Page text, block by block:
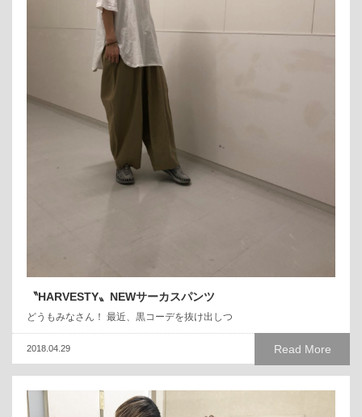
〝HARVESTY〟NEWサーカスパンツ
どうもみなさん！ 最近、黒コーデを抜け出しつ
Read More
2018.04.29